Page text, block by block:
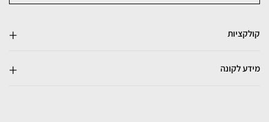
קולקציות
מידע לקונה